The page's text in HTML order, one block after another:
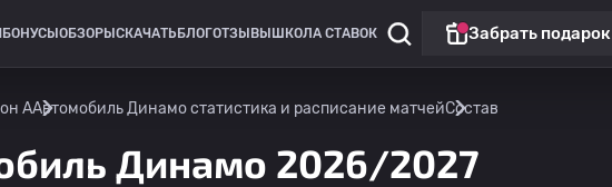
БОНУСЫ ОБЗОРЫ СКАЧАТЬ БЛОГОТЗЫВЫ ШКОЛА СТАВОК Забрать подарок
ААвтомобиль Динамо статистика и расписание матчейСостав
Динамо 2026/2027